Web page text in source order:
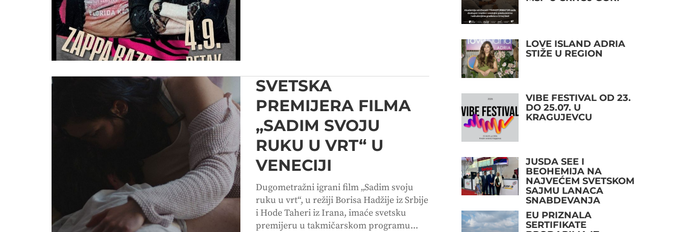
SVETSKA
PREMIJERA FILMA
„SADIM SVOJU
RUKU U VRT“ U
VENECIJI
Dugometražni igrani film „Sadim svoju
ruku u vrt“, u režiji Borisa Hadžije iz Srbije
i Hode Taheri iz Irana, imaće svetsku
premijeru u takmičarskom programu...
LOVE ISLAND ADRIA
STIŽE U REGION
VIBE FESTIVAL OD 23.
DO 25.07. U
KRAGUJEVCU
JUSDA SEE I
BEOHEMIJA NA
NAJVEĆEM SVETSKOM
SAJMU LANACA
SNABDEVANJA
EU PRIZNALA
SERTIFIKATE